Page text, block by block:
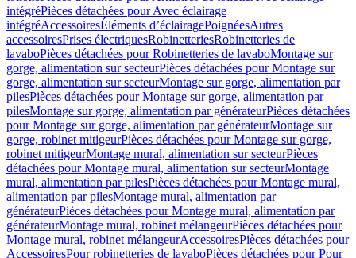
intégréPièces détachées pour Avec éclairage
intégréAccessoiresÉléments d’éclairagePoignéesAutres
accessoiresPrises électriquesRobinetteriesRobinetteries de
lavaboPièces détachées pour Robinetteries de lavaboMontage sur
gorge, alimentation sur secteurPièces détachées pour Montage sur
gorge, alimentation sur secteurMontage sur gorge, alimentation par
pilesPièces détachées pour Montage sur gorge, alimentation par
pilesMontage sur gorge, alimentation par générateurPièces détachées
pour Montage sur gorge, alimentation par générateurMontage sur
gorge, robinet mitigeurPièces détachées pour Montage sur gorge,
robinet mitigeurMontage mural, alimentation sur secteurPièces
détachées pour Montage mural, alimentation sur secteurMontage
mural, alimentation par pilesPièces détachées pour Montage mural,
alimentation par pilesMontage mural, alimentation par
générateurPièces détachées pour Montage mural, alimentation par
générateurMontage mural, robinet mélangeurPièces détachées pour
Montage mural, robinet mélangeurAccessoiresPièces détachées pour
AccessoiresPour robinetteries de lavaboPièces détachées pour Pour